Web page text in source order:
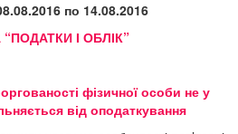
08.2016 по 14.08.2016
І ОБЛІК”
фізичної особи не у
від оподаткування